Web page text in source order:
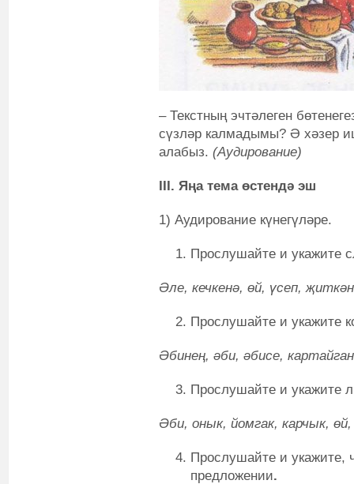
– Текстның эчтәлеген
сүзләр калмадымы? Ә хәзер
алабыз. (Аудирование)
III. Яңа тема өстендә эш
1) Аудирование күнегүләре.
Прослушайте и укажите
Әле, кечкенә, өй, үсеп,
Прослушайте и укажите
Әбинең, әби, әбисе,
Прослушайте и укажите
Әби, онык, йомгак, карчык,
Прослушайте и укажите,
предложении.